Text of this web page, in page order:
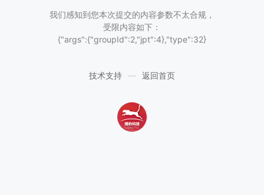
我们感知到您本次提交的内容参数不太合规，
受限内容如下：
{"args":{"groupId":2,"jpt":4},"type":32}
技术支持 — 返回首页